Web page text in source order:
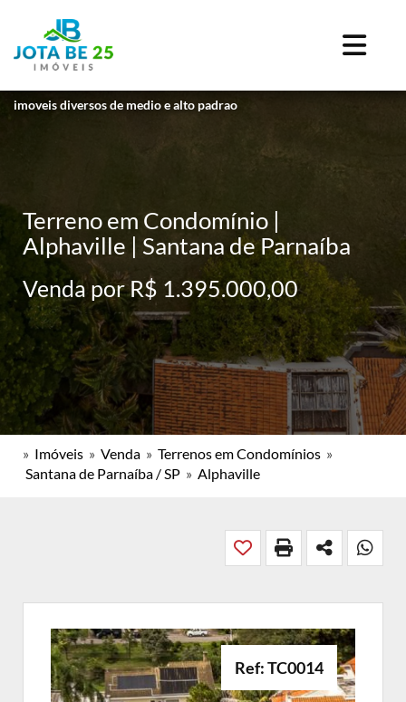
imoveis diversos de medio e alto padrao
Terreno em Condomínio |
Alphaville | Santana de Parnaíba
Venda por R$ 1.395.000,00
» Imóveis » Venda » Terrenos em Condomínios »
Santana de Parnaíba / SP » Alphaville
Ref: TC0014